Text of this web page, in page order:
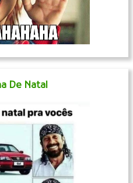
De Natal